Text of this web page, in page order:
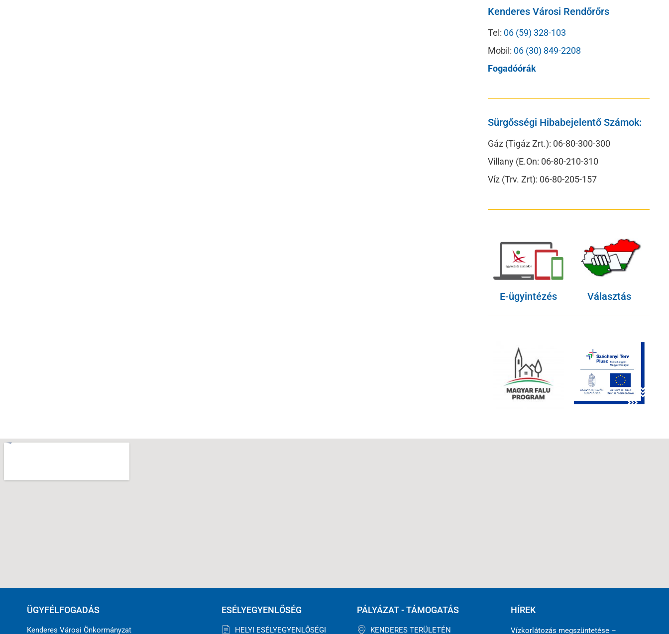
Kenderes Városi Rendőrőrs
Tel: 06 (59) 328-103
Mobil: 06 (30) 849-2208
Fogadóórák
Sürgősségi Hibabejelentő Számok:
Gáz (Tigáz Zrt.): 06-80-300-300
Villany (E.On: 06-80-210-310
Víz (Trv. Zrt): 06-80-205-157
E-ügyintézés Választás
ÜGYFÉLFOGADÁS
Kenderes Városi Önkormányzat
ESÉLYEGYENLŐSÉG
HELYI ESÉLYEGYENLŐSÉGI
PÁLYÁZAT - TÁMOGATÁS
KENDERES TERÜLETÉN
HÍREK
Vízkorlátozás megszüntetése –